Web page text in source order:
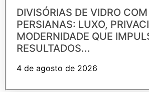
DIVISÓRIAS DE VIDRO COM
PERSIANAS: LUXO,
MODERNIDADE QUE
RESULTADOS...
4 de agosto de 2026